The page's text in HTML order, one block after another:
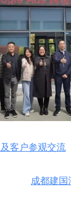
客户参观交流
成都建